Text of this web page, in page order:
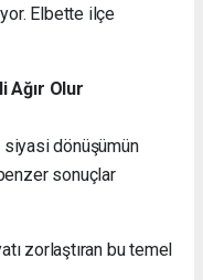
Elbette ilçe
Ağır Olur
siyasi dönüşümün
sonuçlar
zorlaştıran bu temel